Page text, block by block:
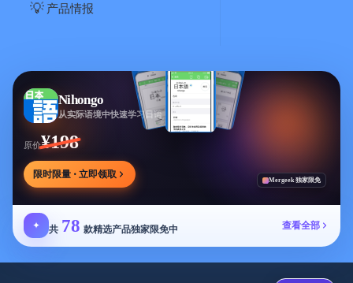
💡 产品情报
Nihongo
从实际语境中快速学习日语
原价¥198
限时限量 · 立即领取
Mergeek 独家限免
✦ 共 78 款精选产品独家限免中 查看全部